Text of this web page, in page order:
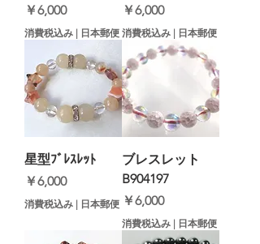
価格
￥6,000
消費税込み | 日本郵便
価格
￥6,000
消費税込み | 日本郵便
星型ﾌﾞﾚｽﾚｯﾄ
価格
￥6,000
消費税込み | 日本郵便
ブレスレット
B904197
価格
￥6,000
消費税込み | 日本郵便